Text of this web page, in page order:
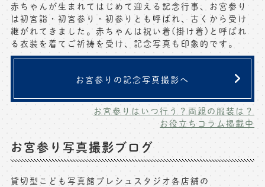
ハーフ成人式･10歳の祝い記念撮影
家族写真･記念写真撮影
ペット写真撮影
マタニティフォト撮影
初節句記念写真撮影
フォトウェディング
よくある質問
写真商品一覧
お祝いギフトカード
出張撮影(鎌倉)
無料会員登録
赤ちゃんが生まれてはじめて迎える記念行事、お宮参り
は初宮詣・初宮参り・初参りとも呼ばれ、古くから受け
継がれてきました。赤ちゃんは祝い着(掛け着)と呼ばれ
る衣装を着てご祈祷を受け、記念写真も印象的です。
お宮参りの記念写真撮影へ
お宮参りはいつ行う？両親の服装は？
お役立ちコラム掲載中
お宮参り写真撮影ブログ
貸切型こども写真館プレシュスタジオ各店舗の